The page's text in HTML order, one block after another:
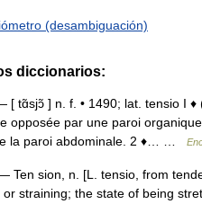
(desambiguación)
diccionarios:
[ tɑ̃sjɔ̃ ] n. f. • 1490; lat. tensio I
opposée par une paroi
la paroi abdominale. 2 ♦… …
Ten sion, n. [L. tensio, from
or straining; the state of being